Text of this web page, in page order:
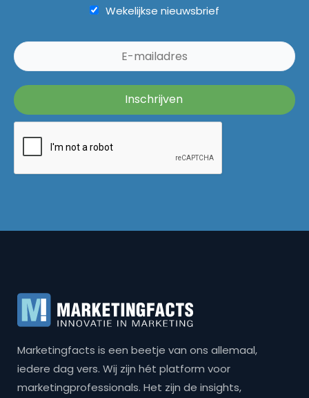
Wekelijkse nieuwsbrief
Marketingfacts is een beetje van ons allemaal,
iedere dag vers. Wij zijn hét platform voor
marketingprofessionals. Het zijn de insights,